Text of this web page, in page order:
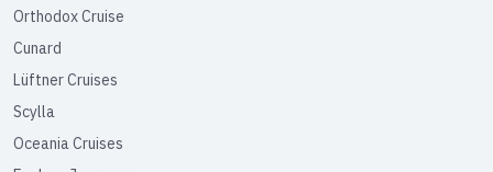
Orthodox Cruise
Cunard
Lüftner Cruises
Scylla
Oceania Cruises